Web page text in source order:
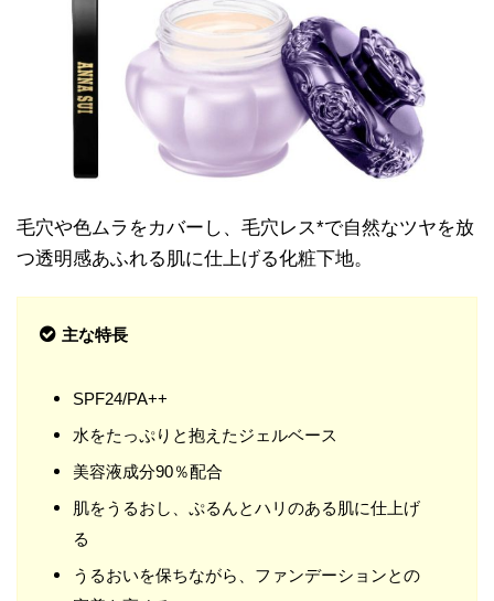
毛穴や色ムラをカバーし、毛穴レス*で自然なツヤを放
つ透明感あふれる肌に仕上げる化粧下地。
主な特長
SPF24/PA++
水をたっぷりと抱えたジェルベース
美容液成分90％配合
肌をうるおし、ぷるんとハリのある肌に仕上げ
る
うるおいを保ちながら、ファンデーションとの